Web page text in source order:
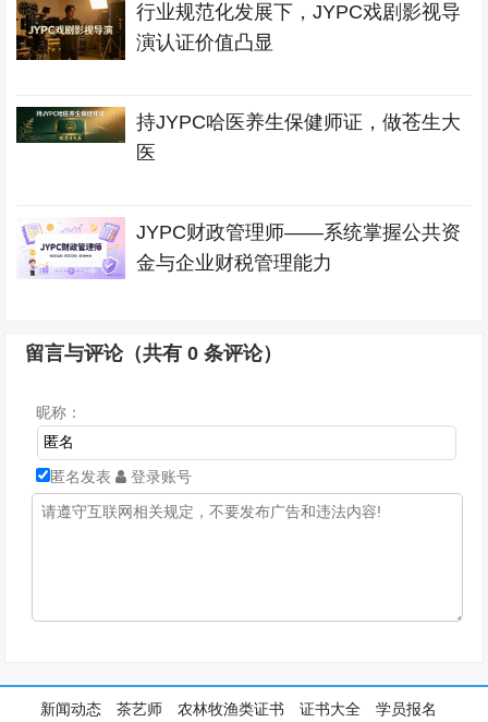
行业规范化发展下，JYPC戏剧影视导
演认证价值凸显
持JYPC哈医养生保健师证，做苍生大
医
JYPC财政管理师——系统掌握公共资
金与企业财税管理能力
留言与评论（共有0 条评论）
昵称：
匿名发表 登录账号
新闻动态 茶艺师 农林牧渔类证书 证书大全 学员报名